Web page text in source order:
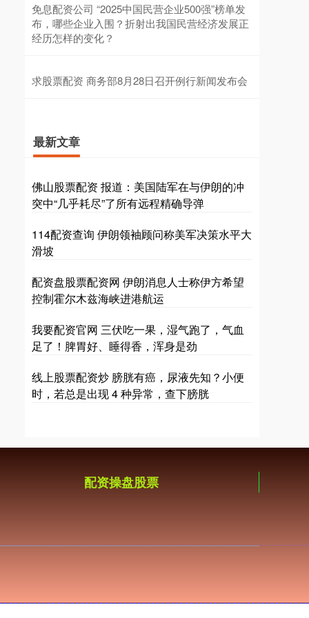
免息配资公司 “2025中国民营企业500强”榜单发
布，哪些企业入围？折射出我国民营经济发展正
经历怎样的变化？
求股票配资 商务部8月28日召开例行新闻发布会
最新文章
佛山股票配资 报道：美国陆军在与伊朗的冲
突中“几乎耗尽”了所有远程精确导弹
114配资查询 伊朗领袖顾问称美军决策水平大
滑坡
配资盘股票配资网 伊朗消息人士称伊方希望
控制霍尔木兹海峡进港航运
我要配资官网 三伏吃一果，湿气跑了，气血
足了！脾胃好、睡得香，浑身是劲
线上股票配资炒 膀胱有癌，尿液先知？小便
时，若总是出现 4 种异常，查下膀胱
配资操盘股票